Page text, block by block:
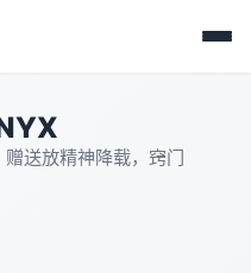
送放精神降载，窍门